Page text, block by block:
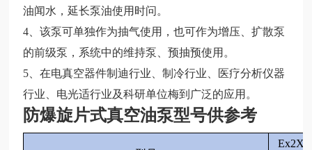
油闻水，延长泵油使用时问。
4 、该泵可单独作为抽气使用，也可作为增压、扩散泵
的前级泵，系统中的维持泵、预抽预使用。
5 、在电真空器件制迪行业、制冷行业、医疗分析仪器
行业、电光适行业及科研单位梅到广泛的应用。
防爆旋片式真空油泵型号供参考
Ex